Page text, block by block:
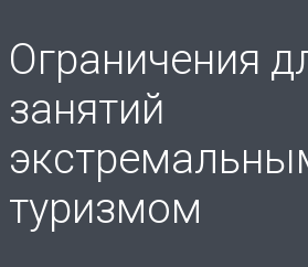
Ограничения
занятий
туризмом